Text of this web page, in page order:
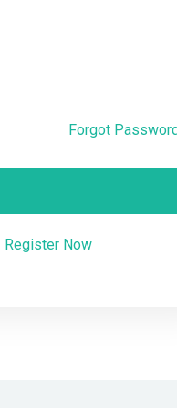
Forgot
Register Now